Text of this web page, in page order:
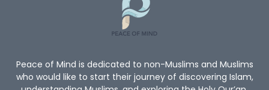
Peace of Mind is dedicated to non-Muslims and Muslims
who would like to start their journey of discovering Islam,